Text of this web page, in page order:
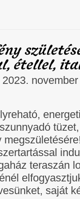
étellel,
teraszán
saját